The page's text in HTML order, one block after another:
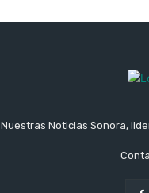
Nuestras Noticias Sonora,